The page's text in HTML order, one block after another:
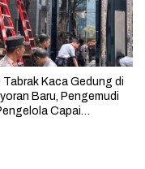
Tabrak Kaca Gedung di
Baru, Pengemudi
Capai